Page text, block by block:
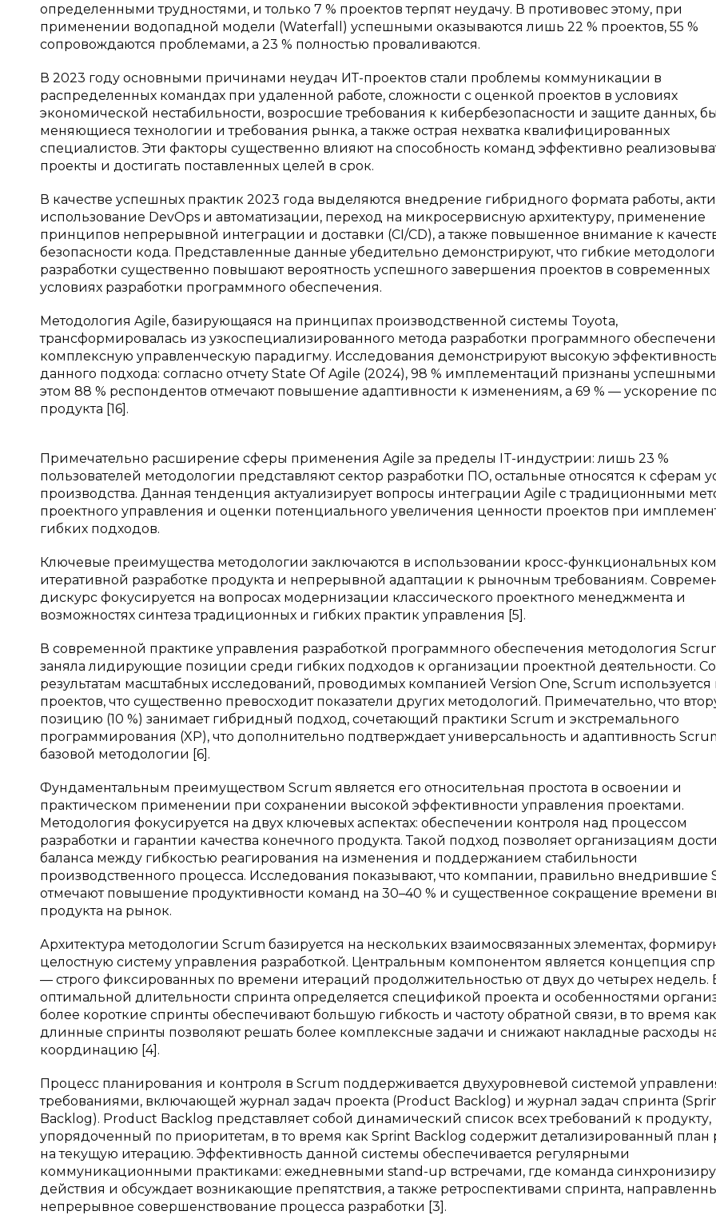
определенными трудностями, и только 7 % проектов терпят неудачу. В противовес этому, при
применении водопадной модели (Waterfall) успешными оказываются лишь 22 % проектов, 55 %
сопровождаются проблемами, а 23 % полностью проваливаются.
В 2023 году основными причинами неудач ИТ-проектов стали проблемы коммуникации в
распределенных командах при удаленной работе, сложности с оценкой проектов в условиях
экономической нестабильности, возросшие требования к кибербезопасности и защите данных,
меняющиеся технологии и требования рынка, а также острая нехватка квалифицированных
специалистов. Эти факторы существенно влияют на способность команд эффективно
проекты и достигать поставленных целей в срок.
В качестве успешных практик 2023 года выделяются внедрение гибридного формата работы,
использование DevOps и автоматизации, переход на микросервисную архитектуру, применение
принципов непрерывной интеграции и доставки (CI/CD), а также повышенное внимание к
безопасности кода. Представленные данные убедительно демонстрируют, что гибкие
разработки существенно повышают вероятность успешного завершения проектов в современных
условиях разработки программного обеспечения.
Методология Agile, базирующаяся на принципах производственной системы Toyota,
трансформировалась из узкоспециализированного метода разработки программного
комплексную управленческую парадигму. Исследования демонстрируют высокую эффективность
данного подхода: согласно отчету State Of Agile (2024), 98 % имплементаций признаны
этом 88 % респондентов отмечают повышение адаптивности к изменениям, а 69 % — ускорение
продукта [16].
Примечательно расширение сферы применения Agile за пределы IT-индустрии: лишь 23 %
пользователей методологии представляют сектор разработки ПО, остальные относятся к сферам
производства. Данная тенденция актуализирует вопросы интеграции Agile с традиционными
проектного управления и оценки потенциального увеличения ценности проектов при
гибких подходов.
Ключевые преимущества методологии заключаются в использовании кросс-функциональных
итеративной разработке продукта и непрерывной адаптации к рыночным требованиям.
дискурс фокусируется на вопросах модернизации классического проектного менеджмента и
возможностях синтеза традиционных и гибких практик управления [5].
В современной практике управления разработкой программного обеспечения методология
заняла лидирующие позиции среди гибких подходов к организации проектной деятельности.
результатам масштабных исследований, проводимых компанией Version One, Scrum используется
проектов, что существенно превосходит показатели других методологий. Примечательно, что
позицию (10 %) занимает гибридный подход, сочетающий практики Scrum и экстремального
программирования (XP), что дополнительно подтверждает универсальность и адаптивность
базовой методологии [6].
Фундаментальным преимуществом Scrum является его относительная простота в освоении и
практическом применении при сохранении высокой эффективности управления проектами.
Методология фокусируется на двух ключевых аспектах: обеспечении контроля над процессом
разработки и гарантии качества конечного продукта. Такой подход позволяет организациям
баланса между гибкостью реагирования на изменения и поддержанием стабильности
производственного процесса. Исследования показывают, что компании, правильно внедрившие
отмечают повышение продуктивности команд на 30–40 % и существенное сокращение времени
продукта на рынок.
Архитектура методологии Scrum базируется на нескольких взаимосвязанных элементах,
целостную систему управления разработкой. Центральным компонентом является концепция
— строго фиксированных по времени итераций продолжительностью от двух до четырех недель.
оптимальной длительности спринта определяется спецификой проекта и особенностями
более короткие спринты обеспечивают большую гибкость и частоту обратной связи, в то время как
длинные спринты позволяют решать более комплексные задачи и снижают накладные расходы
координацию [4].
Процесс планирования и контроля в Scrum поддерживается двухуровневой системой
требованиями, включающей журнал задач проекта (Product Backlog) и журнал задач спринта
Backlog). Product Backlog представляет собой динамический список всех требований к продукту,
упорядоченный по приоритетам, в то время как Sprint Backlog содержит детализированный план
на текущую итерацию. Эффективность данной системы обеспечивается регулярными
коммуникационными практиками: ежедневными stand-up встречами, где команда
действия и обсуждает возникающие препятствия, а также ретроспективами спринта,
непрерывное совершенствование процесса разработки [3].